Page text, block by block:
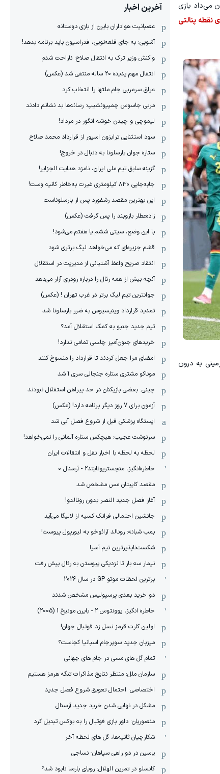
می‌داد بازی
نقطه پنالتی
ارسال زمینی به درون
آخرین اخبار
عصبانیت هواداران بایرن از بازی دوستانه
آشوبی: به جای قلعه‌نویی، فدراسیون باید برنامه بدهد!
واکنش وزیر ترک به انتقال صلاح: ناراحت شدم
انتقال مهم پدیده 20 ساله منتفی شد (عکس)
عراق سرمربی جام ملتها را انتخاب کرد
مربی جاسوس چمپیونشیپ: رسانه‌ها بد نشانم دادند
لیموچی و چیدن خوشه انگور در مرداد!
سود استثنایی ترابزون اسپور از قرارداد محمد صلاح
ستاره جوان بارسلونا به دنبال در خروج!
گزینه سابق تیم ملی ایران، نامزد هدایت الجزایر!
جابه‌جایی ۸۳۰ کیلومتری غیرت به‌خاطر کانیه وست!
این بهترین مقصد رشفورد پس از بارسلوناست
زاده‌عطار بازوبند را پس گرفت (عکس)
با این وضع، سیتی ششم یا هفتم می‌شود!
قشم جزیره‌ای که می‌خواهد لیگ برتری شود
انتقاد صریح واعظ آشتیانی از مدیریت در استقلال
آنچه بیش از همه رئال را درباره رودری آزار می‌دهد
جوانترین تیم لیگ برتر در غرب تهران ! (عکس)
تمدید قرارداد وینیسیوس به ضرر بارسلونا شد
تیم جدید جنپو به کمک استقلال آمد؟
خریدهای جنون‌آمیز چلسی تمامی ندارد!
امضای مرا جعل کردند تا قرارداد را منسوخ کنند
موناکو مشتری ستاره جنجالی سری آ شد
چینی: بعضی بازیکنان در حد پیراهن استقلال نبودند
آزمون برای 7 روز دیگر برنامه دارد! (عکس)
ایستگاه پزشکی قبل از شروع فصل آبی شد
سرنوشت عجیب: هیچکس ستاره آلمانی را نمی‌خواهد!
لحظه به لحظه با اخبار نقل و انتقالات ایران
خاطره‌انگیز، منچستریونایتد2 - آرسنال 0
مقصد کاپیتان مس مشخص شد
آغاز فصل جدید النصر بدون رونالدو!
جانشین احتمالی فرانک کسیه از لالیگا می‌آید
بمب شبانه: رونالد آرائوخو به لیورپول پیوست!
شکست‌ناپذیرترین تیم آسیا
نیمار سه بار تا نزدیکی پیوستن به رئال پیش رفت
برترین لحظات موتو GP در سال 2026
دو خرید بعدی پرسپولیس مشخص شدند
خاطره انگیز، یوونتوس 2 - بایرن مونیخ 1 (2005)
اولین کارت قرمز نسل زد فوتبال جهان!
میزبان جدید سوپرجام اسپانیا کجاست؟
تمام گل های مسی در جام های جهانی
سازمان ملل: منتظر نتایج مذاکرات تنگه هرمز هستیم
اختصاصی: احتمال تعویق شروع فصل جدید
مشکل در نهایی شدن خرید جدید آرسنال
منصوریان: داور بازی فوتبال را به بوکس تبدیل کرد
شکارچیان ثانیه‌ها، گل های لحظه آخر
یاسین در دو راهی سپاهان- نساجی
کانسلو در تمرین الهلال: رویای بارسا نابود شد؟